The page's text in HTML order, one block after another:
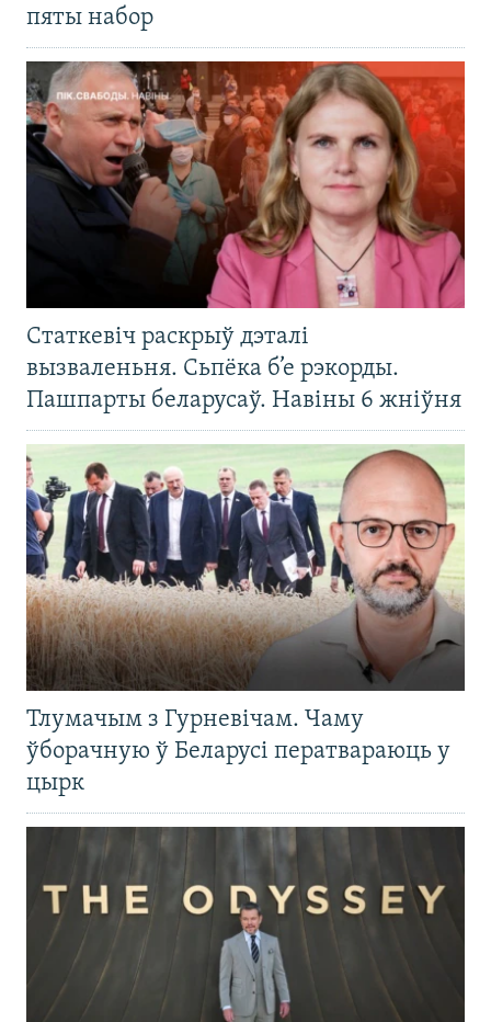
пяты набор
Статкевіч раскрыў дэталі
вызваленьня. Сьпёка б’е рэкорды.
Пашпарты беларусаў. Навіны 6 жніўня
Тлумачым з Гурневічам. Чаму
ўборачную ў Беларусі ператвараюць у
цырк